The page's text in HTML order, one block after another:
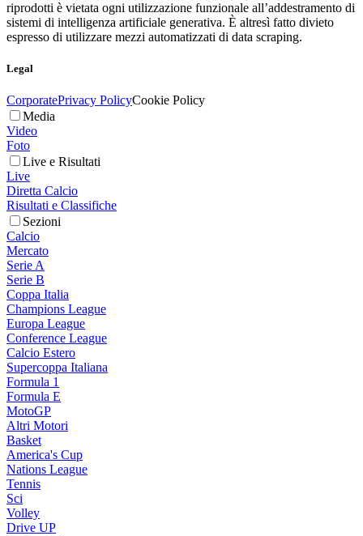
riprodotti è vietata ogni utilizzazione funzionale all’addestramento di
sistemi di intelligenza artificiale generativa. È altresì fatto divieto
espresso di utilizzare mezzi automatizzati di data scraping.
Legal
CorporatePrivacy PolicyCookie Policy
Media
Video
Foto
Live e Risultati
Live
Diretta Calcio
Risultati e Classifiche
Sezioni
Calcio
Mercato
Serie A
Serie B
Coppa Italia
Champions League
Europa League
Conference League
Calcio Estero
Supercoppa Italiana
Formula 1
Formula E
MotoGP
Altri Motori
Basket
America's Cup
Nations League
Tennis
Sci
Volley
Drive UP